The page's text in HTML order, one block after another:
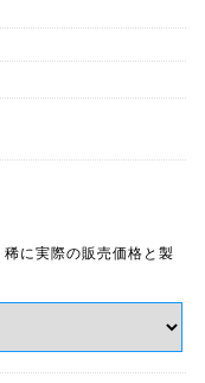
に実際の販売価格と製